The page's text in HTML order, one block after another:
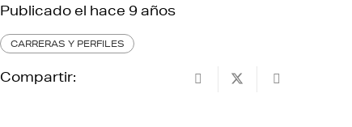
Publicado el hace 9 años
CARRERAS Y PERFILES
Compartir: